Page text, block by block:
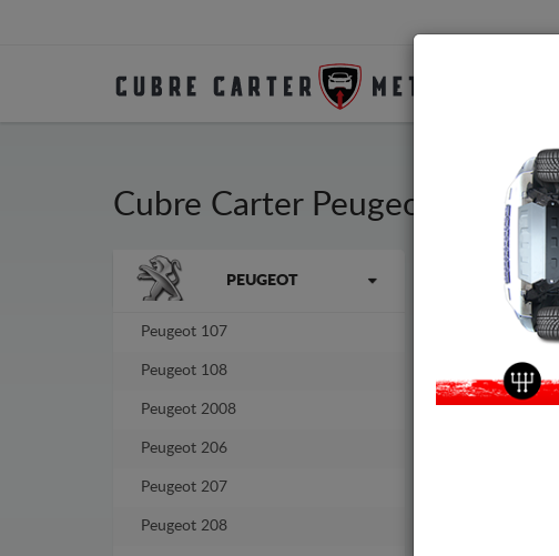
Cubre Carter Peugeot 4007
La marca PEUGEOT
Peugeot 107
Peugeot 108
Peugeot 2008
Peugeot 206
Peugeot 207
Peugeot 208
Cubre
fabricación.
No necesita